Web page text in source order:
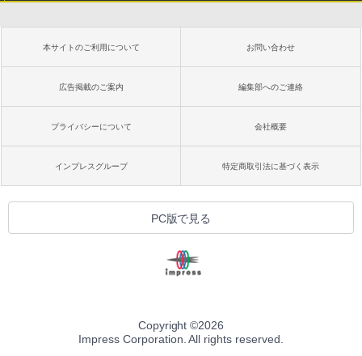
本サイトのご利用について お問い合わせ
広告掲載のご案内 編集部へのご連絡
プライバシーについて 会社概要
インプレスグループ 特定商取引法に基づく表示
PC版で見る
Copyright ©2026
Impress Corporation. All rights reserved.